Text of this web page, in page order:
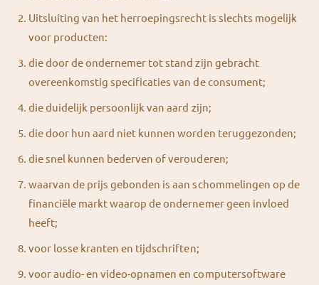
Uitsluiting van het herroepingsrecht is slechts mogelijk
voor producten:
die door de ondernemer tot stand zijn gebracht
overeenkomstig specificaties van de consument;
die duidelijk persoonlijk van aard zijn;
die door hun aard niet kunnen worden teruggezonden;
die snel kunnen bederven of verouderen;
waarvan de prijs gebonden is aan schommelingen op de
financiële markt waarop de ondernemer geen invloed
heeft;
voor losse kranten en tijdschriften;
voor audio- en video-opnamen en computersoftware